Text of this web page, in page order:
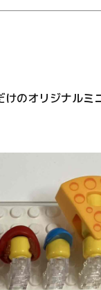
のオリジナルミ